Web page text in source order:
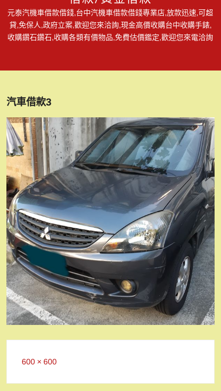
元泰汽機車借款借錢,台中汽機車借款借錢專業店,放款迅速,可超
貸,免保人,政府立案,歡迎您來洽詢,現金高價收購台中收購手錶,
收購鑽石鑽石,收購各類有價物品,免費估價鑑定,歡迎您來電洽詢
汽車借款3
Full
600 × 600